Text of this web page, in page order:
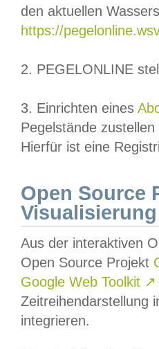
den aktuellen
https://
2. PEGELONLINE
3. Einrichten eines
Pegelstände
Hierfür ist eine
Open Source
Visualisierung
Aus der interaktiven
Open Source Projekt
Google Web Toolkit ↗
Zeitreihendarstellung
integrieren.